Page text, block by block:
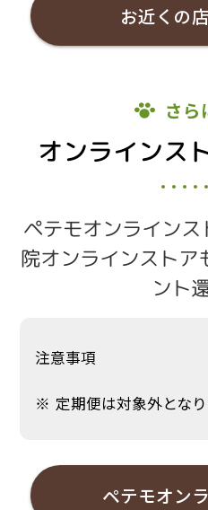
お近くの
さら
オンラインス
ペテモオンライン
院オンラインストア
ント
注意事項
定期便は対象外となり
ペテモオン